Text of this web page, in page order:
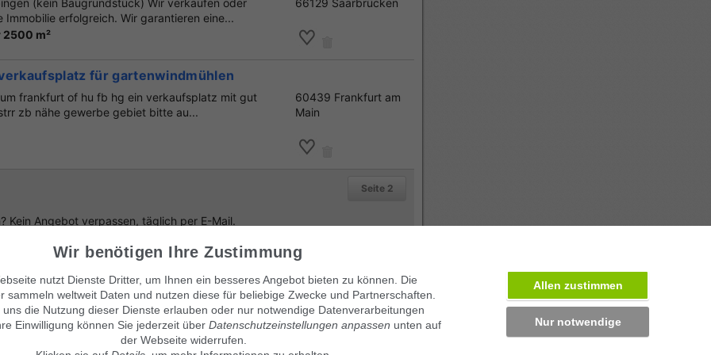
(kein Baugrundstück) Wir verkaufen oder
Immobilie erfolgreich. Wir garantieren eine...
2500 m²
66129 Saarbrücken
für gartenwindmühlen
frankfurt of hu fb hg ein verkaufsplatz mit gut
zb nähe gewerbe gebiet bitte au...
60439 Frankfurt am
Main
Seite 2
Kein Angebot verpassen, täglich per E-Mail.
Suchanzeige aufgeben!
Wir benötigen Ihre Zustimmung
nutzt Dienste Dritter, um Ihnen ein besseres Angebot bieten zu können. Die
sammeln weltweit Daten und nutzen diese für beliebige Zwecke und Partnerschaften.
uns die Nutzung dieser Dienste erlauben oder nur notwendige Datenverarbeitungen
Einwilligung können Sie jederzeit über Datenschutzeinstellungen anpassen unten auf
der Webseite widerrufen.
Allen zustimmen
Nur notwendige